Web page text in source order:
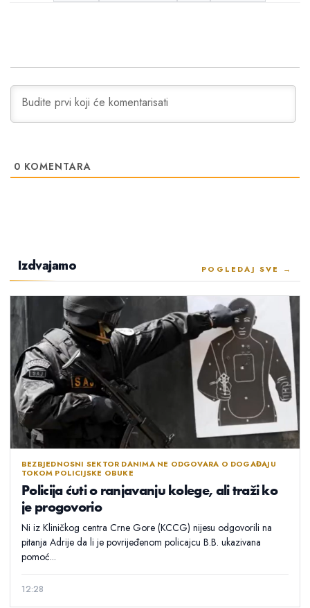
0 KOMENTARA
Izdvajamo POGLEDAJ SVE →
BEZBJEDNOSNI SEKTOR DANIMA NE ODGOVARA O DOGAĐAJU
TOKOM POLICIJSKE OBUKE
Policija ćuti o ranjavanju kolege, ali traži ko
je progovorio
Ni iz Kliničkog centra Crne Gore (KCCG) nijesu odgovorili na
pitanja Adrije da li je povrijeđenom policajcu B.B. ukazivana
pomoć...
12:28